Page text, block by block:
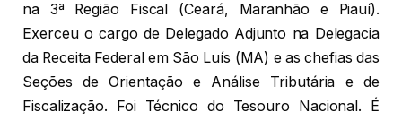
na 3ª Região Fiscal (Ceará, Maranhão e Piauí).
Exerceu o cargo de Delegado Adjunto na Delegacia
da Receita Federal em São Luís (MA) e as chefias das
Seções de Orientação e Análise Tributária e de
Fiscalização. Foi Técnico do Tesouro Nacional. É